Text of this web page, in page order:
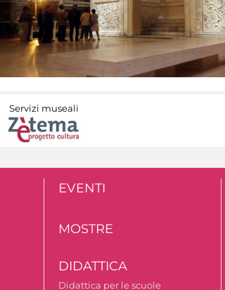
Servizi museali
EVENTI
MOSTRE
DIDATTICA
Didattica per le scuole